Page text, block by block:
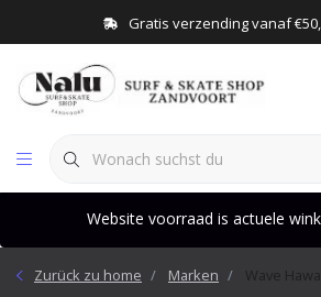
Gratis verzending vanaf
Website voorraad is actuele
Zurück zu home Marken Wave